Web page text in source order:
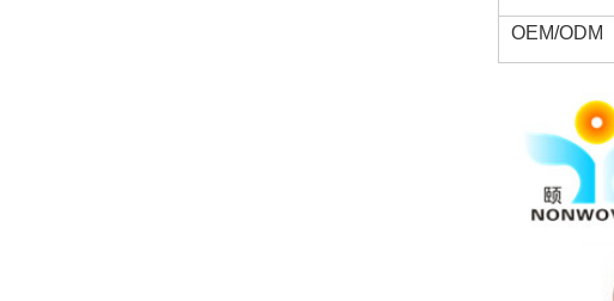
OEM/ODM